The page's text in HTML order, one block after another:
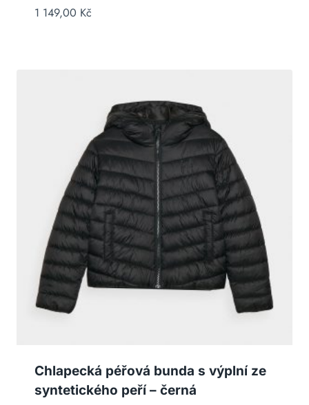
1 149,00 Kč
Chlapecká péřová bunda s výplní ze
syntetického peří – černá